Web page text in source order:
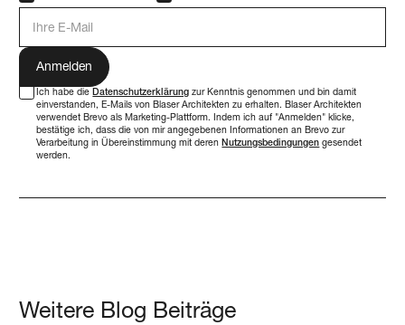
Ich habe dieDatenschutzerklärung zur Kenntnis genommen und bin damit
einverstanden, E-Mails von Blaser Architekten zu erhalten. Blaser Architekten
verwendet Brevo als Marketing-Plattform. Indem ich auf "Anmelden" klicke,
bestätige ich, dass die von mir angegebenen Informationen an Brevo zur
Verarbeitung in Übereinstimmung mit derenNutzungsbedingungen gesendet
werden.
Weitere Blog Beiträge